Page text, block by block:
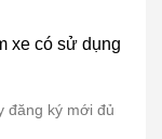
xe có sử dụng
đăng ký mới đủ